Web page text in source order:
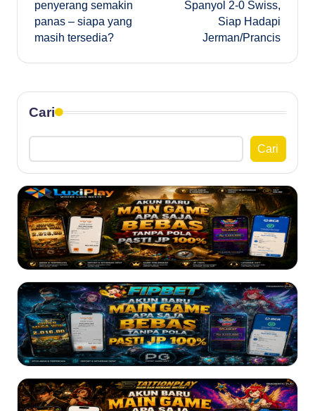
penyerang semakin
panas – siapa yang
masih tersedia?
Spanyol 2-0 Swiss,
Siap Hadapi
Jerman/Prancis
Cari
Cari